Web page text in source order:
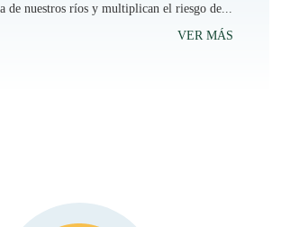
de nuestros ríos y multiplican el riesgo de...
VER MÁS